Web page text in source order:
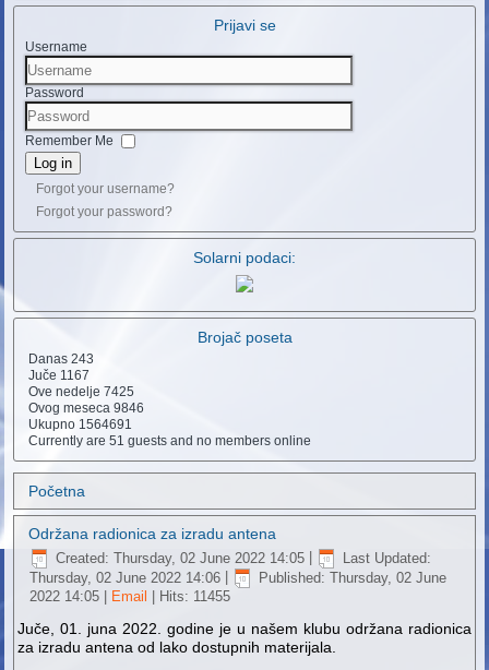
Prijavi se
Username
Password
Remember Me
Log in
Forgot your username?
Forgot your password?
Solarni podaci:
Brojač poseta
Danas243
Juče 1167
Ove nedelje7425
Ovog meseca9846
Ukupno 1564691
Currently are 51 guests and no members online
Početna
Održana radionica za izradu antena
Created: Thursday, 02 June 2022 14:05
Last Updated:
Thursday, 02 June 2022 14:06
Published: Thursday, 02 June
2022 14:05
Email | Hits: 11455
Juče, 01. juna 2022. godine je u našem klubu održana radionica
za izradu antena od lako dostupnih materijala.